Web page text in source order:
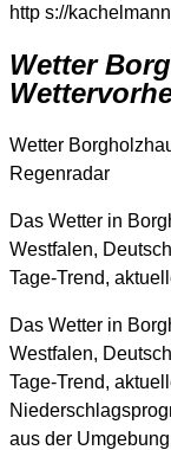
http s://
Wetter
Wetter
Regenradar
Das Wetter in
Westfalen,
Tage-Trend,
Das Wetter in
Westfalen,
Tage-Trend,
aus der